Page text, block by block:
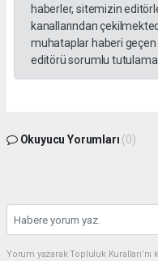
haberler, sitemizin
kanallarından
muhataplar haberi
editörü sorumlu
Okuyucu Yorumları (0)
Yorum yazarak Topluluk